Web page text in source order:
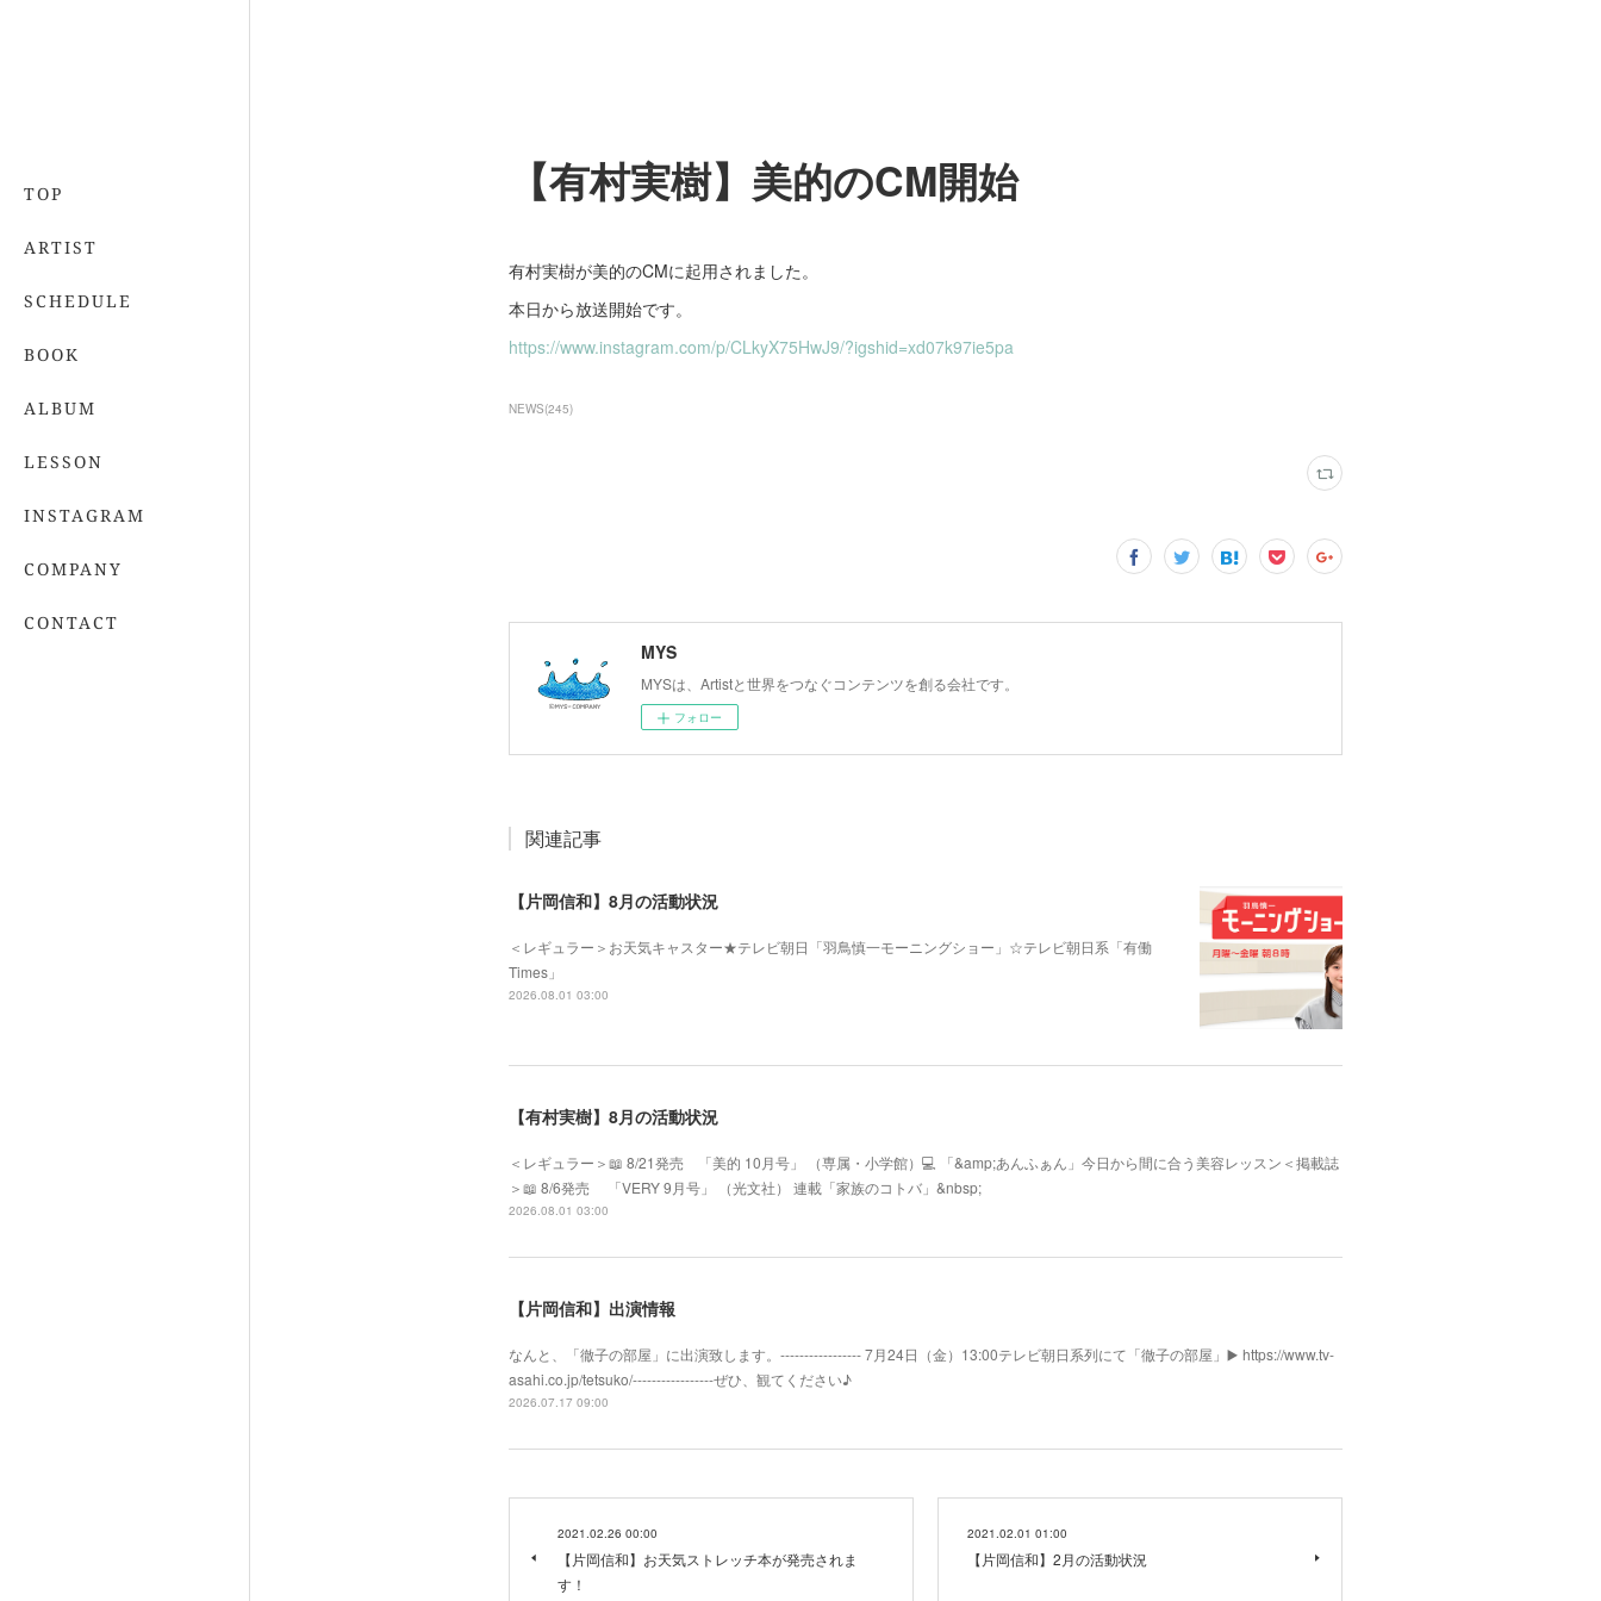
TOP
ARTIST
SCHEDULE
BOOK
ALBUM
LESSON
INSTAGRAM
COMPANY
CONTACT
【有村実樹】美的のCM開始
有村実樹が美的のCMに起用されました。
本日から放送開始です。
https://www.instagram.com/p/CLkyX75HwJ9/?igshid=xd07k97ie5pa
NEWS(245)
MYS
MYSは、Artistと世界をつなぐコンテンツを創る会社です。
フォロー
関連記事
【片岡信和】8月の活動状況
＜レギュラー＞お天気キャスター★テレビ朝日「羽鳥慎一モーニングショー」☆テレビ朝日系「有働
Times」
2026.08.01 03:00
【有村実樹】8月の活動状況
＜レギュラー＞📖 8/21発売 「美的 10月号」 （専属・小学館）💻 「&amp;あんふぁん」今日から間に合う美容レッスン＜掲載誌
＞📖 8/6発売 「VERY 9月号」 （光文社） 連載「家族のコトバ」&nbsp;
2026.08.01 03:00
【片岡信和】出演情報
なんと、「徹子の部屋」に出演致します。----------------- 7月24日（金）13:00テレビ朝日系列にて「徹子の部屋」▶️ https://www.tv-
asahi.co.jp/tetsuko/-----------------ぜひ、観てください♪
2026.07.17 09:00
2021.02.26 00:00
【片岡信和】お天気ストレッチ本が発売されま
す！
2021.02.01 01:00
【片岡信和】2月の活動状況